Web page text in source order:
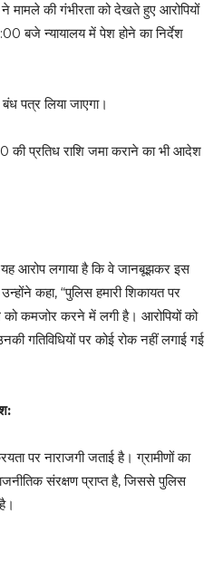
ने मामले की गंभीरता को देखते हुए आरोपियों
बजे न्यायालय में पेश होने का निर्देश
पत्र लिया जाएगा।
की प्रतिध राशि जमा कराने का भी आदेश
आरोप लगाया है कि वे जानबूझकर इस
कहा, “पुलिस हमारी शिकायत पर
को कमजोर करने में लगी है। आरोपियों को
गतिविधियों पर कोई रोक नहीं लगाई गई
पर नाराजगी जताई है। ग्रामीणों का
संरक्षण प्राप्त है, जिससे पुलिस